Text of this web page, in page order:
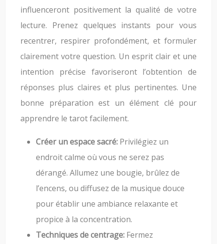
influenceront positivement la qualité de votre
lecture. Prenez quelques instants pour vous
recentrer, respirer profondément, et formuler
clairement votre question. Un esprit clair et une
intention précise favoriseront l’obtention de
réponses plus claires et plus pertinentes. Une
bonne préparation est un élément clé pour
apprendre le tarot facilement.
Créer un espace sacré: Privilégiez un
endroit calme où vous ne serez pas
dérangé. Allumez une bougie, brûlez de
l’encens, ou diffusez de la musique douce
pour établir une ambiance relaxante et
propice à la concentration.
Techniques de centrage: Fermez